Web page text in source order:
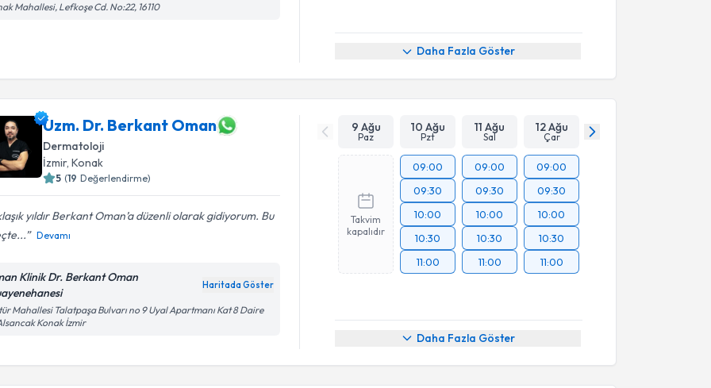
Mahallesi, Lefkoşe Cd. No:22, 16110
Daha Fazla Göster
Uzm. Dr. Berkant Oman
Dermatoloji
İzmir,Konak
5 (19 Değerlendirme)
yıldır Berkant Oman’a düzenli olarak gidiyorum. Bu
Devamı
Klinik Dr. Berkant Oman
Haritada Göster
Mahallesi Talatpaşa Bulvarı no 9 Uyal Apartmanı Kat 8 Daire
Konak İzmir
9 Ağu
Paz
10 Ağu
Pzt
11 Ağu
Sal
12 Ağu
Çar
Takvim
kapalıdır
09:00
09:30
10:00
10:30
11:00
09:00
09:30
10:00
10:30
11:00
09:00
09:30
10:00
10:30
11:00
Daha Fazla Göster